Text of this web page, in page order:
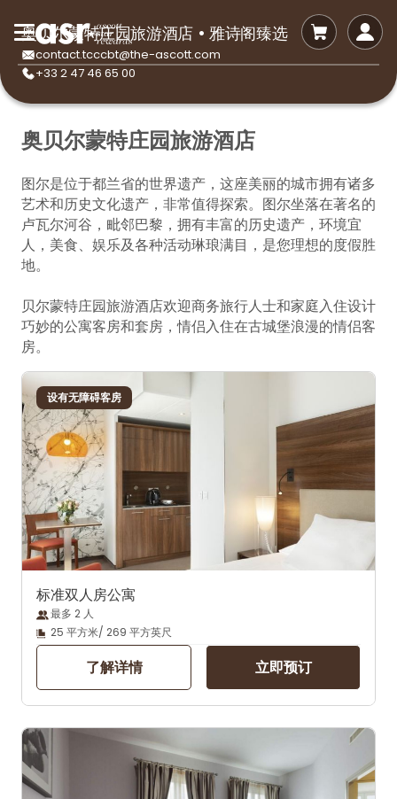
奥贝尔蒙特庄园旅游酒店 • 雅诗阁臻选
contact.tcccbt@the-ascott.com
+33 2 47 46 65 00
奥贝尔蒙特庄园旅游酒店
图尔是位于都兰省的世界遗产，这座美丽的城市拥有诸多
艺术和历史文化遗产，非常值得探索。图尔坐落在著名的
卢瓦尔河谷，毗邻巴黎，拥有丰富的历史遗产，环境宜
人，美食、娱乐及各种活动琳琅满目，是您理想的度假胜
地。
贝尔蒙特庄园旅游酒店欢迎商务旅行人士和家庭入住设计
巧妙的公寓客房和套房，情侣入住在古城堡浪漫的情侣客
房。
设有无障碍客房
标准双人房公寓
最多 2 人
25 平方米/ 269 平方英尺
了解详情 立即预订